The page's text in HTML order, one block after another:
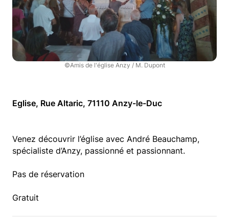
©Amis de l'église Anzy / M. Dupont
Eglise, Rue Altaric, 71110 Anzy-le-Duc
Venez découvrir l’église avec André Beauchamp,
spécialiste d’Anzy, passionné et passionnant.
Pas de réservation
Gratuit